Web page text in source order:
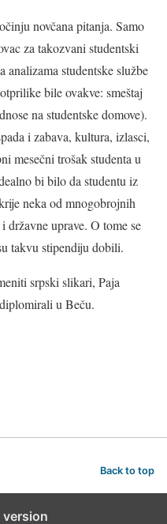
novčana pitanja. Samo
za takozvani studentski
analizama studentske službe
bile ovakve: smeštaj
na studentske domove).
i zabava, kultura, izlasci,
mesečni trošak studenta u
bi bilo da studentu iz
neka od mnogobrojnih
državne uprave. O tome se
takvu stipendiju dobili.
srpski slikari, Paja
u Beču.
Back to top
version